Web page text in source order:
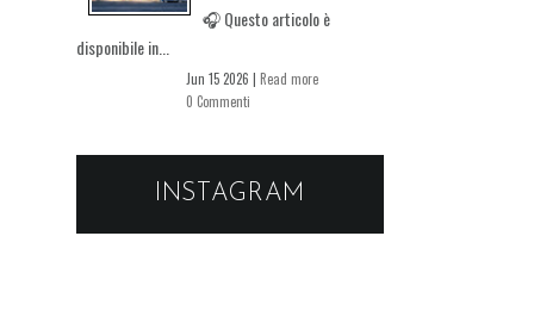
🎧 Questo articolo è
disponibile in...
Jun 15 2026 | Read more
0 Commenti
INSTAGRAM